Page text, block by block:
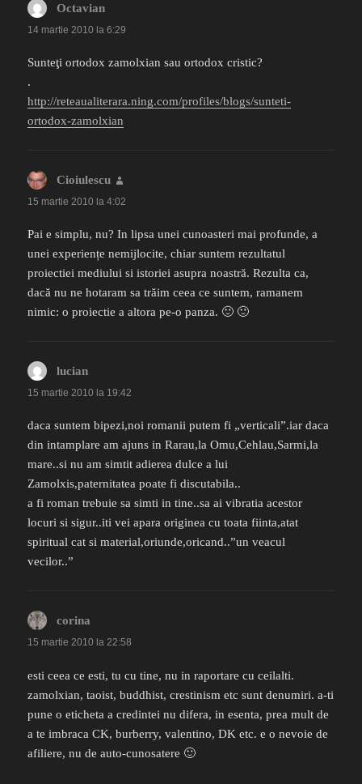
Octavian
14 martie 2010 la 6:29
Sunteţi ortodox zamolxian sau ortodox cristic?
.
http://reteaualiterara.ning.com/profiles/blogs/sunteti-
ortodox-zamolxian
Cioiulescu
15 martie 2010 la 4:02
Pai e simplu, nu? In lipsa unei cunoasteri mai profunde, a
unei experiențe nemijlocite, chiar suntem rezultatul
proiectiei mediului si istoriei asupra noastră. Rezulta ca,
dacă nu ne hotaram sa trăim ceea ce suntem, ramanem
nimic: o proiectie a altora pe-o panza. 🙂 🙂
lucian
15 martie 2010 la 19:42
daca suntem bipezi,noi romanii putem fi „verticali”.iar daca
din intamplare am ajuns in Rarau,la Omu,Cehlau,Sarmi,la
mare..si nu am simtit adierea dulce a lui
Zamolxis,paternitatea poate fi discutabila..
a fi roman trebuie sa simti in tine..sa ai vibratia acestor
locuri si sigur..iti vei apara originea cu toata fiinta,atat
spiritual cat si material,oriunde,oricand..”un veacul
vecilor..”
corina
15 martie 2010 la 22:58
esti ceea ce esti, tu cu tine, nu in raportare cu ceilalti.
zamolxian, taoist, buddhist, crestinism etc sunt denumiri. a-ti
pune o eticheta a credintei nu difera, in esenta, prea mult de
a te imbraca CK, burberry, valentino, DK etc. e o nevoie de
afiliere, nu de auto-cunosatere 🙂